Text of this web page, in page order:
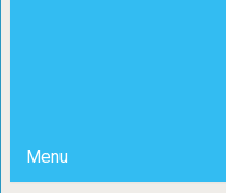
Menu